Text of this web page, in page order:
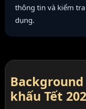
thông tin và kiểm
dụng.
khấu Tết